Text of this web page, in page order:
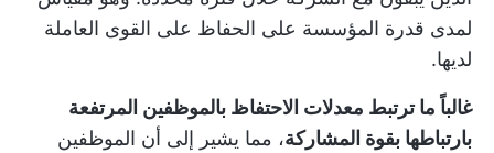
لمدى قدرة المؤسسة على الحفاظ على القوى العاملة
لديها.
غالباً ما ترتبط معدلات الاحتفاظ بالموظفين المرتفعة
بارتباطها بقوة المشاركة، مما يشير إلى أن الموظفين